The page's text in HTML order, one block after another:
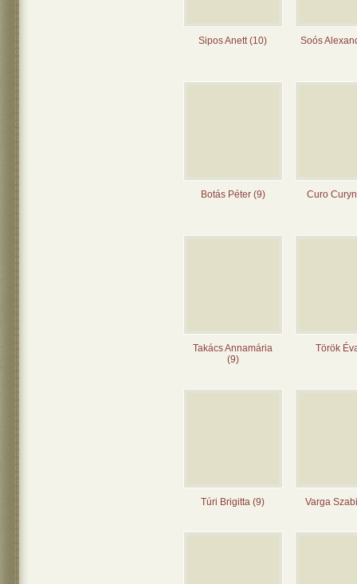
Sipos Anett (10) Soós
Botás Péter (9) Curo
Takács Annamária
(9)
Török
Túri Brigitta (9) Varga